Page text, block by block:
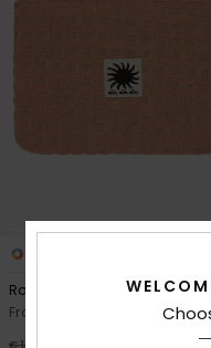
Roundwood
Frauen Beige Tasche